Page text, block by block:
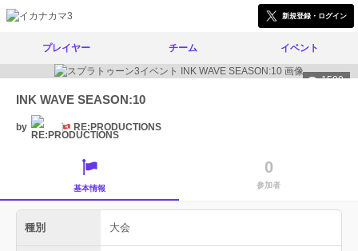
新規登録・ログイン
プレイヤー チーム イベント
1500
INK WAVE SEASON:10
by RE:PRODUCTIONS
基本情報
0
参加者
種別 大会